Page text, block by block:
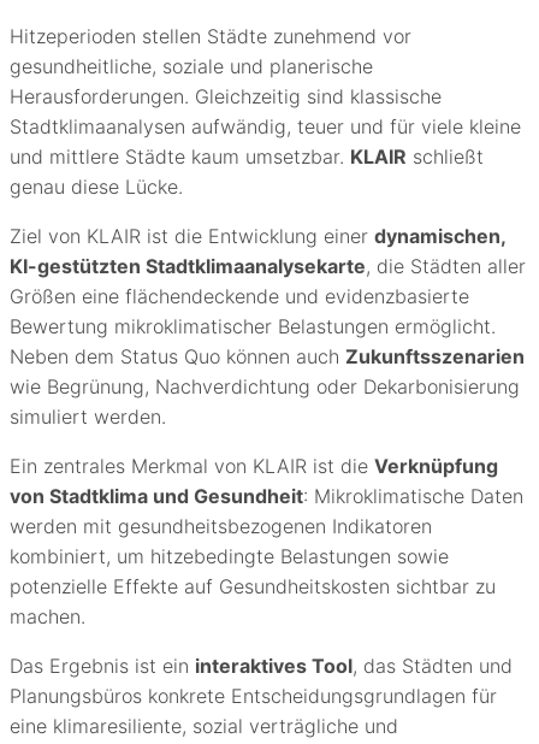
Hitzeperioden stellen Städte zunehmend vor
gesundheitliche, soziale und planerische
Herausforderungen. Gleichzeitig sind klassische
Stadtklimaanalysen aufwändig, teuer und für viele kleine
und mittlere Städte kaum umsetzbar. KLAIR schließt
genau diese Lücke.
Ziel von KLAIR ist die Entwicklung einer dynamischen,
KI-gestützten Stadtklimaanalysekarte, die Städten aller
Größen eine flächendeckende und evidenzbasierte
Bewertung mikroklimatischer Belastungen ermöglicht.
Neben dem Status Quo können auch Zukunftsszenarien
wie Begrünung, Nachverdichtung oder Dekarbonisierung
simuliert werden.
Ein zentrales Merkmal von KLAIR ist die Verknüpfung
von Stadtklima und Gesundheit: Mikroklimatische Daten
werden mit gesundheitsbezogenen Indikatoren
kombiniert, um hitzebedingte Belastungen sowie
potenzielle Effekte auf Gesundheitskosten sichtbar zu
machen.
Das Ergebnis ist ein interaktives Tool, das Städten und
Planungsbüros konkrete Entscheidungsgrundlagen für
eine klimaresiliente, sozial verträgliche und